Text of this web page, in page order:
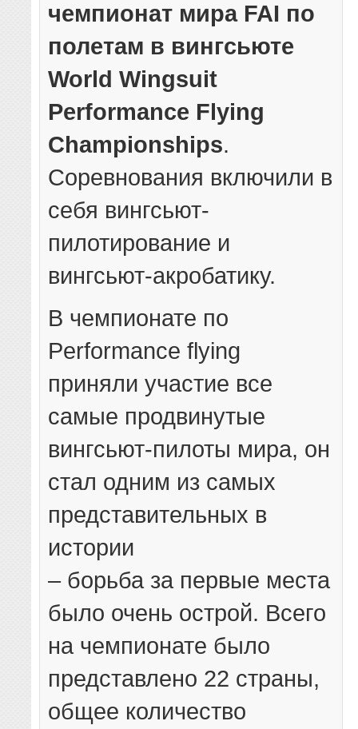
чемпионат мира FAI по
полетам в вингсьюте
World Wingsuit
Performance Flying
Championships.
Соревнования включили в
себя вингсьют-
пилотирование и
вингсьют-акробатику.
В чемпионате по
Performance flying
приняли участие все
самые продвинутые
вингсьют-пилоты мира, он
стал одним из самых
представительных в
истории
– борьба за первые места
было очень острой. Всего
на чемпионате было
представлено 22 страны,
общее количество